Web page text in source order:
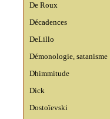
De Roux
Décadences
DeLillo
Démonologie, satanisme
Dhimmitude
Dick
Dostoïevski